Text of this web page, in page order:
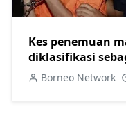
Kes penemuan
diklasifikasi
Borneo Network